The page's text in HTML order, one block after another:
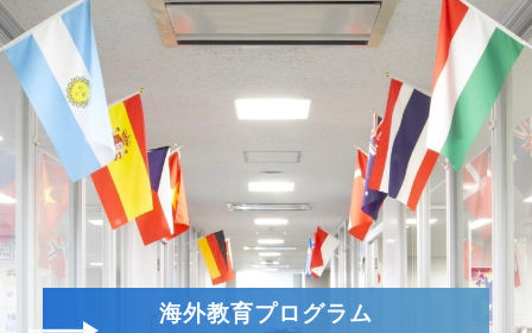
海外教育プログラム